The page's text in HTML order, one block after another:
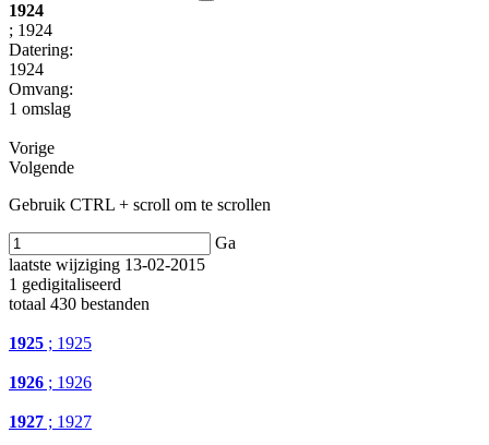
1924
; 1924
Datering:
1924
Omvang:
1 omslag
Vorige
Volgende
Gebruik CTRL + scroll om te scrollen
Ga
laatste wijziging 13-02-2015
1 gedigitaliseerd
totaal 430 bestanden
1925 ; 1925
1926 ; 1926
1927 ; 1927